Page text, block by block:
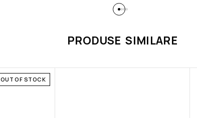
PRODUSE SIMILARE
OUT OF STOCK